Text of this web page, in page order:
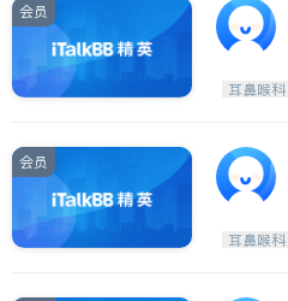
会员
耳鼻喉科
会员
耳鼻喉科